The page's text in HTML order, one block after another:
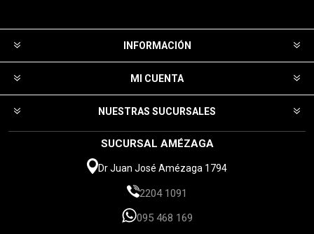
INFORMACIÓN
MI CUENTA
NUESTRAS SUCURSALES
SUCURSAL AMÉZAGA
Dr Juan José Amézaga 1794
2204 1091
095 468 169